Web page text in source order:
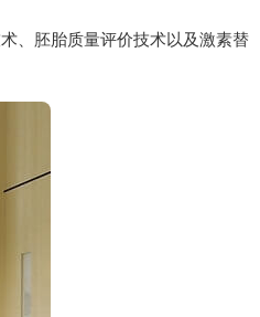
、胚胎质量评价技术以及激素替